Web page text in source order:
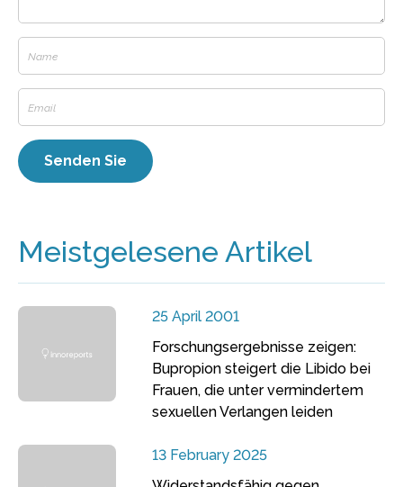
Meistgelesene Artikel
25 April 2001
Forschungsergebnisse zeigen:
Bupropion steigert die Libido bei
Frauen, die unter vermindertem
sexuellen Verlangen leiden
13 February 2025